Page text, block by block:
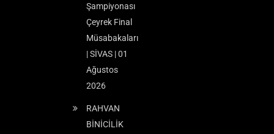
Şampiyonası
Çeyrek Final
Müsabakaları
| SİVAS | 01
Ağustos
2026
RAHVAN
BİNİCİLİK